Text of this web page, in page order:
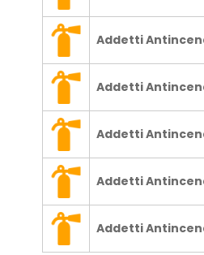
Addetti
Addetti
Addetti
Addetti
Addetti